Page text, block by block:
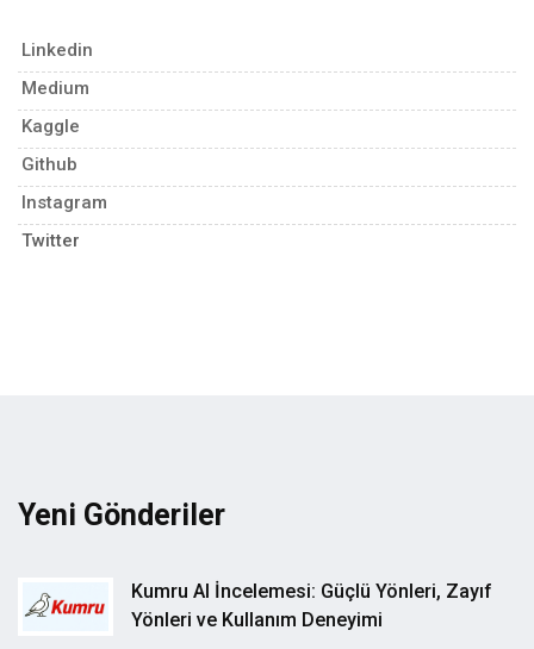
Linkedin
Medium
Kaggle
Github
Instagram
Twitter
Yeni Gönderiler
Kumru AI İncelemesi: Güçlü Yönleri, Zayıf
Yönleri ve Kullanım Deneyimi